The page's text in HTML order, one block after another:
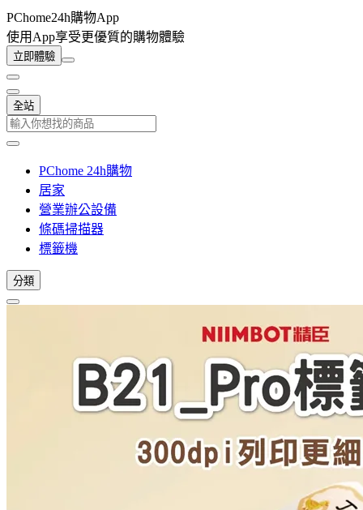
PChome24h購物App
使用App享受更優質的購物體驗
立即體驗
全站
PChome 24h購物
居家
營業辦公設備
條碼掃描器
標籤機
分類